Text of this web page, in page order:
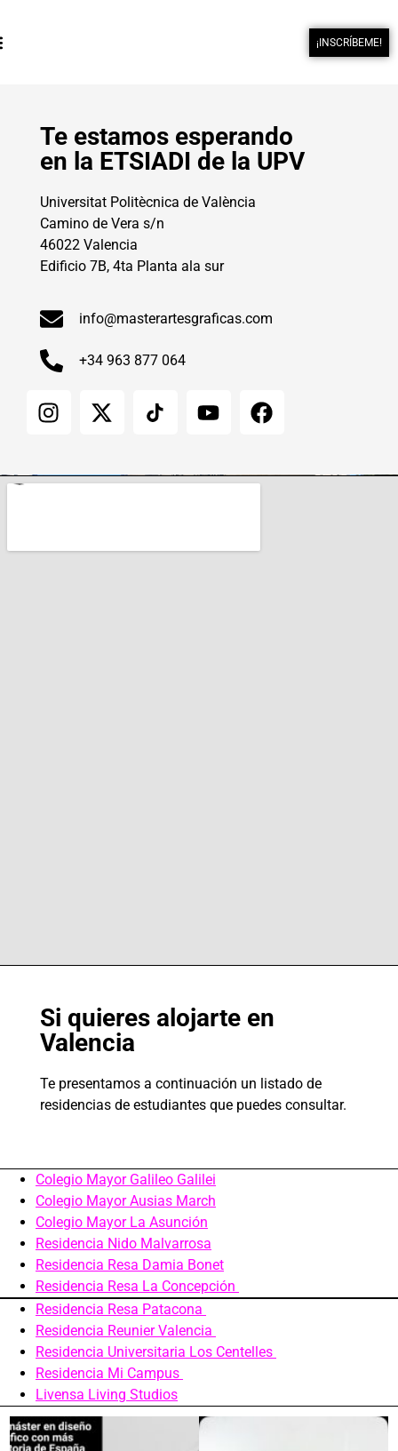
¡INSCRÍBEME!
Te estamos esperando
en la ETSIADI de la UPV
Universitat Politècnica de València
Camino de Vera s/n
46022 Valencia
Edificio 7B, 4ta Planta ala sur
info@masterartesgraficas.com
+34 963 877 064
Si quieres alojarte en
Valencia
Te presentamos a continuación un listado de
residencias de estudiantes que puedes consultar.
Colegio Mayor Galileo Galilei
Colegio Mayor Ausias March
Colegio Mayor La Asunción
Residencia Nido Malvarrosa
Residencia Resa Damia Bonet
Residencia Resa La Concepción
Residencia Resa Patacona
Residencia Reunier Valencia
Residencia Universitaria Los Centelles
Residencia Mi Campus
Livensa Living Studios